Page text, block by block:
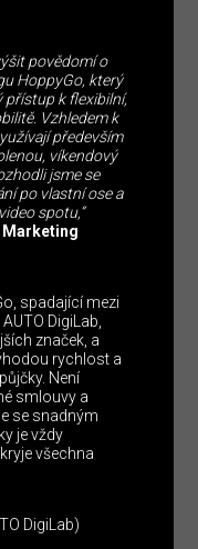
povědomí o
HoppyGo, který
k flexibilní,
Vzhledem k
především
víkendový
jsme se
po vlastní ose a
spotu,“
Marketing
spadající mezi
DigiLab,
značek, a
rychlost a
Není
smlouvy a
se snadným
je vždy
všechna
DigiLab)